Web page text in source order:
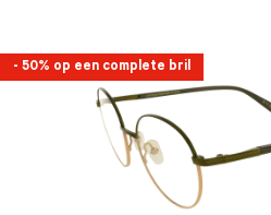
- 50% op een complete bril